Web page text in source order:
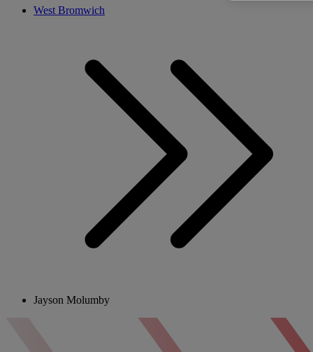
West Bromwich
Jayson Molumby